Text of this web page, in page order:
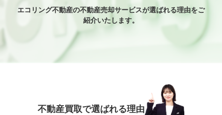
エコリング不動産の不動産売却サービスが選ばれる理由をご
紹介いたします。
不動産買取で選ばれる理由